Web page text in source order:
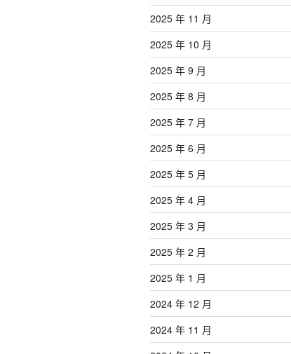
2025 年 11 月
2025 年 10 月
2025 年 9 月
2025 年 8 月
2025 年 7 月
2025 年 6 月
2025 年 5 月
2025 年 4 月
2025 年 3 月
2025 年 2 月
2025 年 1 月
2024 年 12 月
2024 年 11 月